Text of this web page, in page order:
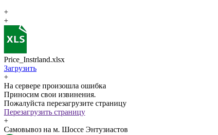
+
+
Price_Instrland.xlsx
Загрузить
+
На сервере произошла ошибка
Приносим свои извинения.
Пожалуйста перезагрузите страницу
Перезагрузить страницу
+
Самовывоз на м. Шоссе Энтузиастов